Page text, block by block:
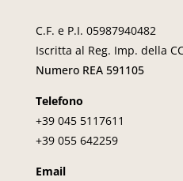
C.F. e P.I. 05987940482
Iscritta al Reg. Imp. della
Numero REA 591105
Telefono
+39 045 5117611
+39 055 642259
Email